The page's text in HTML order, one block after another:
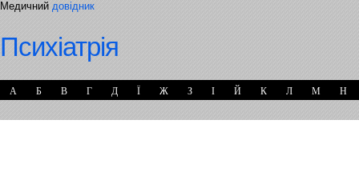
Медичний довідник
Психіатрія
А Б В Г Д Ї Ж З І Й К Л М Н